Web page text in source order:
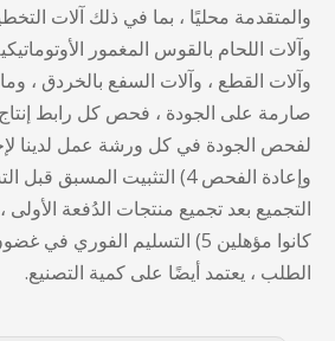
والمتقدمة محليًا ، بما في ذلك آلات
وآلات اللحام بالقوس المغمور
لفحص الجودة في كل ورشة عمل لدينا
وإعادة الفحص 4) التثبيت المسبق
التجميع بعد تجميع منتجات الدُفعة الأولى
الطلب ، يعتمد أيضًا على كمية التصنيع.